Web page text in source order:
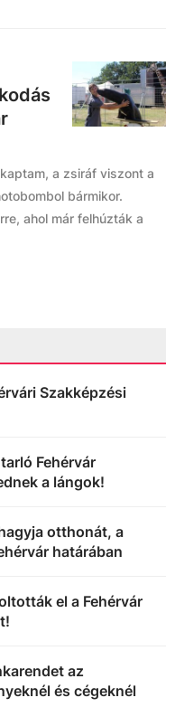
a zsiráf viszont a
bármikor.
ahol már felhúzták a
Szakképzési
Fehérvár
a lángok!
otthonát, a
határában
el a Fehérvár
az
és cégeknél